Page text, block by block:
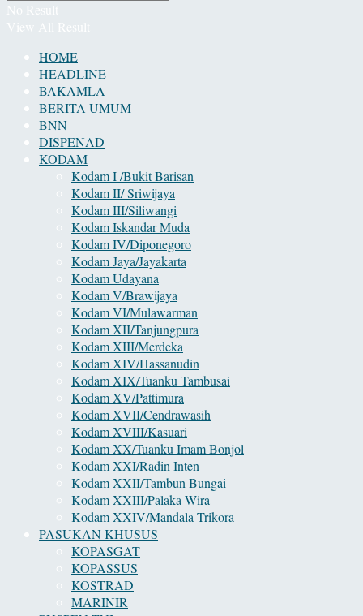
No Result
View All Result
HOME
HEADLINE
BAKAMLA
BERITA UMUM
BNN
DISPENAD
KODAM
Kodam I /Bukit Barisan
Kodam II/ Sriwijaya
Kodam III/Siliwangi
Kodam Iskandar Muda
Kodam IV/Diponegoro
Kodam Jaya/Jayakarta
Kodam Udayana
Kodam V/Brawijaya
Kodam VI/Mulawarman
Kodam XII/Tanjungpura
Kodam XIII/Merdeka
Kodam XIV/Hassanudin
Kodam XIX/Tuanku Tambusai
Kodam XV/Pattimura
Kodam XVII/Cendrawasih
Kodam XVIII/Kasuari
Kodam XX/Tuanku Imam Bonjol
Kodam XXI/Radin Inten
Kodam XXII/Tambun Bungai
Kodam XXIII/Palaka Wira
Kodam XXIV/Mandala Trikora
PASUKAN KHUSUS
KOPASGAT
KOPASSUS
KOSTRAD
MARINIR